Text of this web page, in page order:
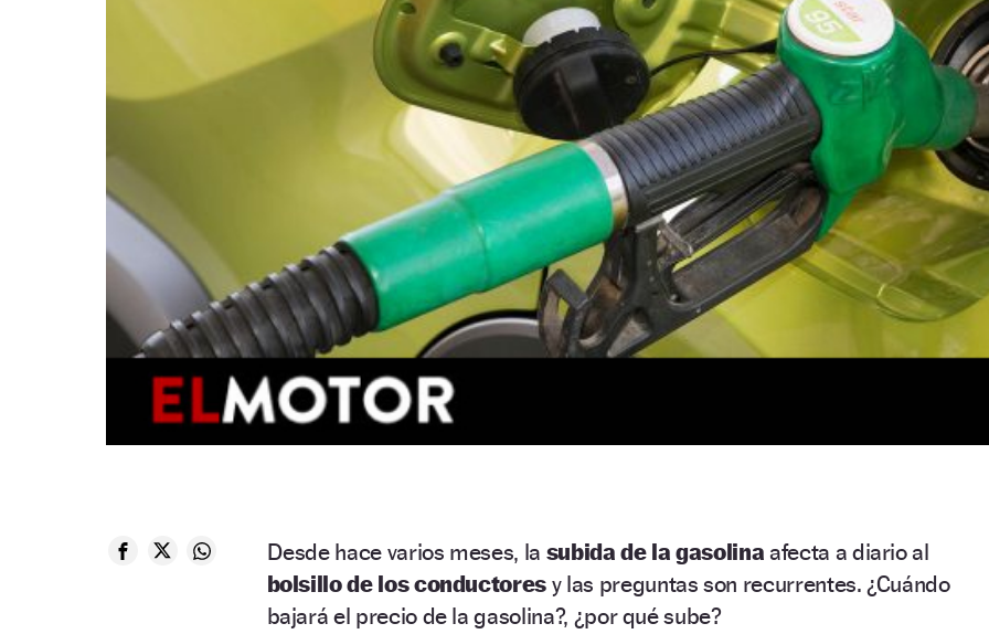
Desde hace varios meses, la subida de la gasolinaafecta a diario al
bolsillo de los conductores y las preguntas son recurrentes. ¿Cuándo
bajará el precio de la gasolina?, ¿por qué sube?